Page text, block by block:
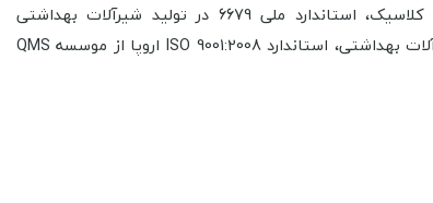
ملی 1546 در تولید شیرآلات بهداشتی کلاسیک، استاندارد ملی 6679 در تولید شیرآلات بهداشتی
استاندارد ISO 9001:2008 اروپا از موسسه QMS